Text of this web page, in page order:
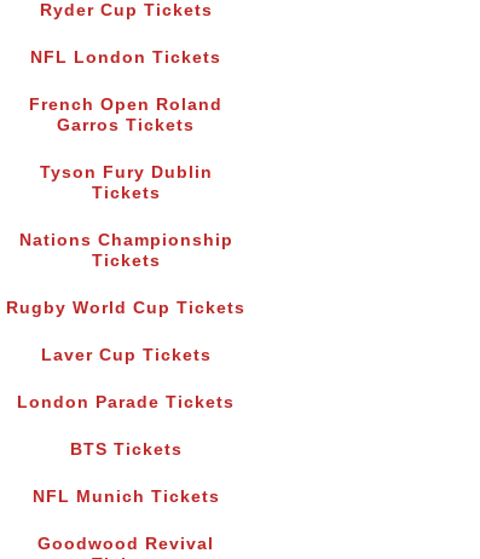
Ryder Cup Tickets
NFL London Tickets
French Open Roland
Garros Tickets
Tyson Fury Dublin
Tickets
Nations Championship
Tickets
Rugby World Cup Tickets
Laver Cup Tickets
London Parade Tickets
BTS Tickets
NFL Munich Tickets
Goodwood Revival